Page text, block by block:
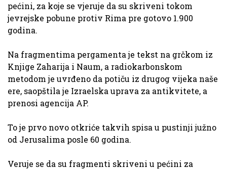
pećini, za koje se vjeruje da su skriveni tokom
jevrejske pobune protiv Rima pre gotovo 1.900
godina.
Na fragmentima pergamenta je tekst na grčkom iz
Knjige Zaharija i Naum, a radiokarbonskom
metodom je uvrđeno da potiču iz drugog vijeka naše
ere, saopštila je Izraelska uprava za antikvitete, a
prenosi agencija AP.
To je prvo novo otkriće takvih spisa u pustinji južno
od Jerusalima posle 60 godina.
Veruje se da su fragmenti skriveni u pećini za